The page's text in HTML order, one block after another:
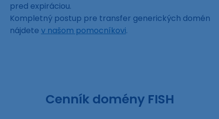
pred expiráciou.
Kompletný postup pre transfer generických domén
nájdete v našom pomocníkovi.
Cenník domény FISH